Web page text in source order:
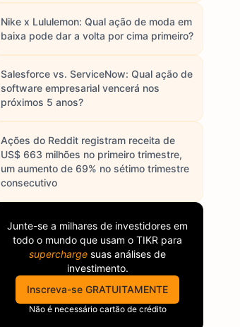
Nike x Lululemon: Qual ação de moda em
baixa pode dar a volta por cima primeiro?
Salesforce vs. ServiceNow: Qual ação de
software empresarial vencerá nos
próximos 5 anos?
Ações do Reddit registram receita de
US$ 663 milhões no primeiro trimestre,
um aumento de 69% no sétimo trimestre
consecutivo
Junte-se a milhares de investidores em
todo o mundo que usam o TIKR para
supercharge suas análises de
investimento.
Inscreva-se GRATUITAMENTE
Não é necessário cartão de crédito